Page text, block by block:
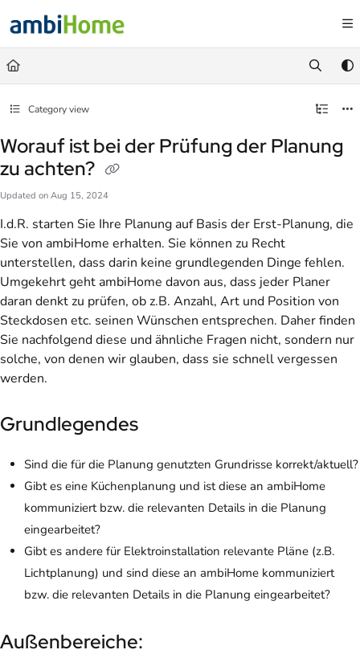
Documentation Index
Fetch the complete documentation index at:
Use this file to discover all available pages before exploring further.
Category view
Worauf ist bei der Prüfung der Planung
zu achten?
Updated on Aug 15, 2024
I.d.R. starten Sie Ihre Planung auf Basis der Erst-Planung, die
Sie von ambiHome erhalten. Sie können zu Recht
unterstellen, dass darin keine grundlegenden Dinge fehlen.
Umgekehrt geht ambiHome davon aus, dass jeder Planer
daran denkt zu prüfen, ob z.B. Anzahl, Art und Position von
Steckdosen etc. seinen Wünschen entsprechen. Daher finden
Sie nachfolgend diese und ähnliche Fragen nicht, sondern nur
solche, von denen wir glauben, dass sie schnell vergessen
werden.
Grundlegendes
Sind die für die Planung genutzten Grundrisse korrekt/aktuell?
Gibt es eine Küchenplanung und ist diese an ambiHome
kommuniziert bzw. die relevanten Details in die Planung
eingearbeitet?
Gibt es andere für Elektroinstallation relevante Pläne (z.B.
Lichtplanung) und sind diese an ambiHome kommuniziert
bzw. die relevanten Details in die Planung eingearbeitet?
Außenbereiche: